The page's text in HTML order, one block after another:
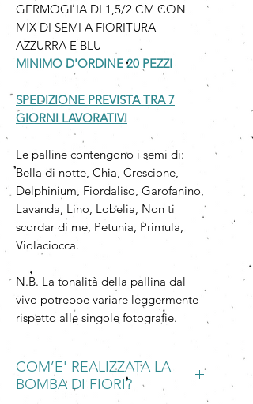
GERMOGLIA DI 1,5/2 CM CON
MIX DI SEMI A FIORITURA
AZZURRA E BLU
MINIMO D'ORDINE 20 PEZZI
SPEDIZIONE PREVISTA TRA 7
GIORNI LAVORATIVI
Le palline contengono i semi di:
Bella di notte, Chia, Crescione,
Delphinium, Fiordaliso, Garofanino,
Lavanda, Lino, Lobelia, Non ti
scordar di me, Petunia, Primula,
Violaciocca.
N.B. La tonalità della pallina dal
vivo potrebbe variare leggermente
rispetto alle singole fotografie.
COM’E' REALIZZATA LA
BOMBA DI FIORI?